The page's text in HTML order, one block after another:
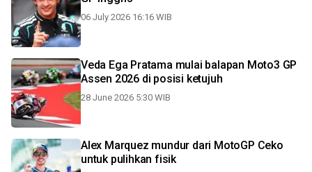
06 July 2026 16:16 WIB
Veda Ega Pratama mulai balapan Moto3 GP
Assen 2026 di posisi ketujuh
28 June 2026 5:30 WIB
Alex Marquez mundur dari MotoGP Ceko
untuk pulihkan fisik